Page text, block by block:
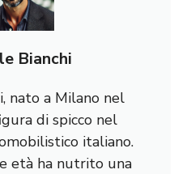
Bianchi
nato a Milano nel
di spicco nel
italiano.
età ha nutrito una